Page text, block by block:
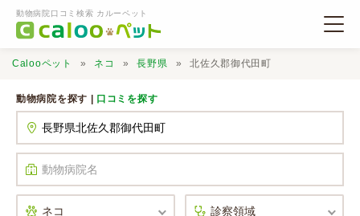
動物病院口コミ検索 カルーペット
口コミ検索
Calooペット ネコ 長野県 北佐久郡御代田町
動物病院を探す | 口コミを探す